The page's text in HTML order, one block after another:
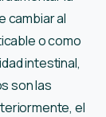
cambiar al
o como
intestinal,
son las
el